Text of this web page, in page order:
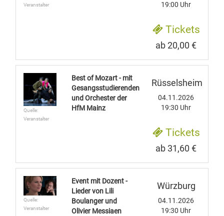
Veranstalter
19:00 Uhr
Tickets
ab 20,00 €
Quelle:
Veranstalter
Best of Mozart - mit
Gesangsstudierenden
und Orchester der
HfM Mainz
Rüsselsheim
04.11.2026
19:30 Uhr
Tickets
ab 31,60 €
Quelle:
Veranstalter
Event mit Dozent -
Lieder von Lili
Boulanger und
Olivier Messiaen
Würzburg
04.11.2026
19:30 Uhr